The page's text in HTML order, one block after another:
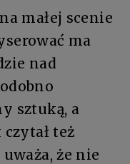
małej scenie
ma
nad
sztuką, a
też
że nie